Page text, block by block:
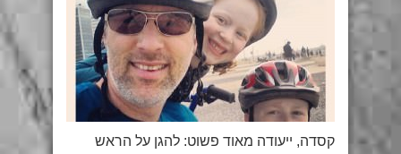
קסדה, ייעודה מאוד פשוט: להגן על הראש